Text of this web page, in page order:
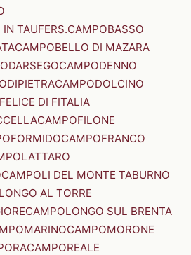
TAUFERS.CAMPOBASSO
CAMPOBELLO DI MAZARA
CAMPODENNO
CAMPODOLCINO
DI FITALIA
CAMPOFILONE
CAMPOFRANCO
CAMPOLI DEL MONTE TABURNO
AL TORRE
CAMPOLONGO SUL BRENTA
CAMPOMORONE
CAMPOREALE